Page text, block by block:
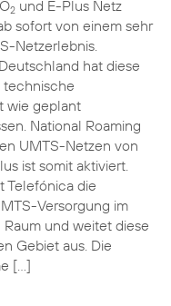
2und E-Plus Netz
sofort von einem sehr
Netzerlebnis.
hat diese
technische
wie geplant
National Roaming
UMTS-Netzen von
ist somit aktiviert.
Telefónica die
Versorgung im
und weitet diese
Gebiet aus. Die
[…]